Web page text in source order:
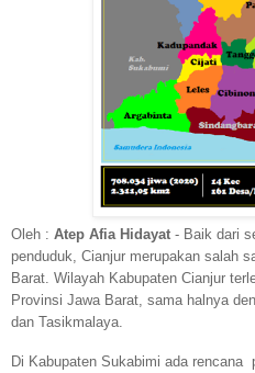
Oleh : Atep Afia Hidayat - Baik dari
penduduk, Cianjur merupakan salah
Barat. Wilayah Kabupaten Cianjur
Provinsi Jawa Barat, sama halnya
dan Tasikmalaya.
Di Kabupaten Sukabimi ada rencana